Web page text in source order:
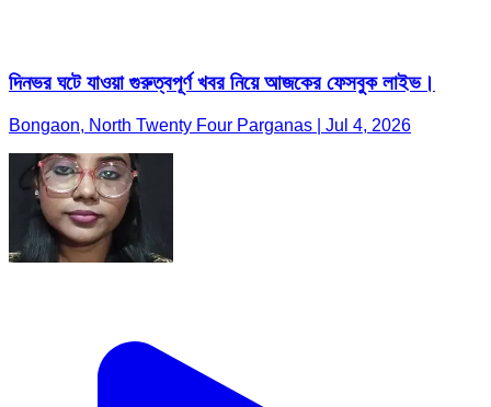
দিনভর ঘটে যাওয়া গুরুত্বপূর্ণ খবর নিয়ে আজকের ফেসবুক লাইভ।
Bongaon, North Twenty Four Parganas | Jul 4, 2026